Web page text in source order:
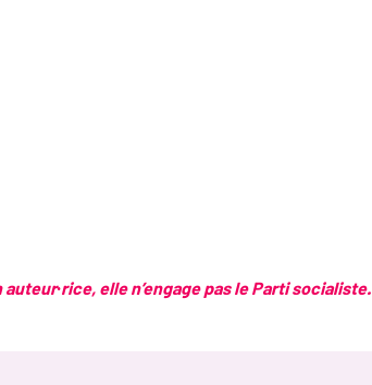
elle n’engage pas le Parti socialiste.